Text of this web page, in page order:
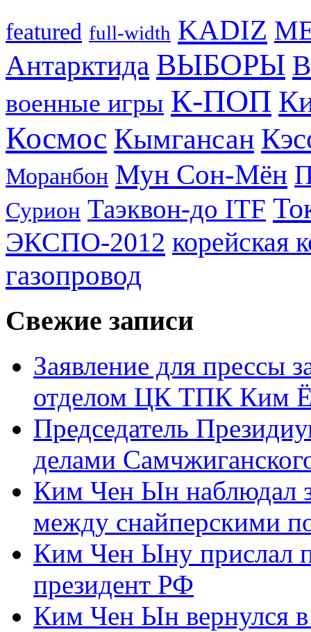
featured full-width KADIZ
Антарктида ВЫБОРЫ
военные игры К-ПОП
Космос Кымгансан
Моранбон Мун Сон-Мён
Сурион Таэквон-до ITF
ЭКСПО-2012 корейская
газопровод
Свежие записи
Заявление для прессы
отделом ЦК ТПК Ким
Председатель
делами
Ким Чен Ын наблюдал
между снайперскими
Ким Чен Ыну прислал
президент РФ
Ким Чен Ын вернулся